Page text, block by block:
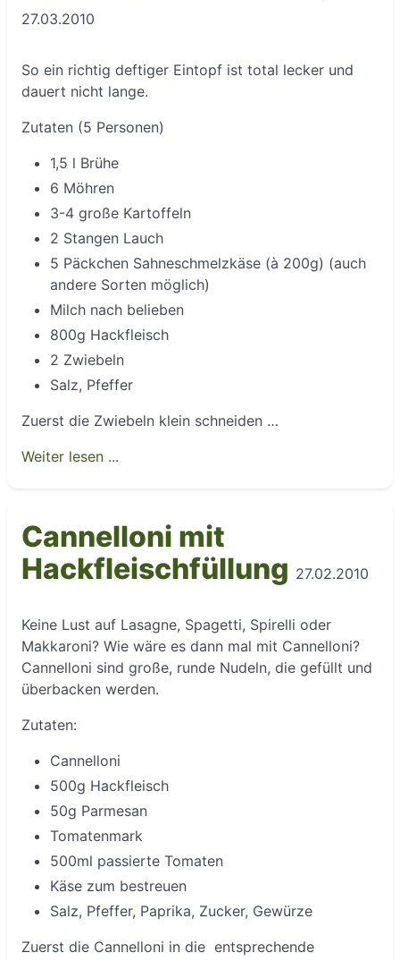
27.03.2010
So ein richtig deftiger Eintopf ist total lecker und
dauert nicht lange.
Zutaten (5 Personen)
1,5 l Brühe
6 Möhren
3-4 große Kartoffeln
2 Stangen Lauch
5 Päckchen Sahneschmelzkäse (à 200g) (auch
andere Sorten möglich)
Milch nach belieben
800g Hackfleisch
2 Zwiebeln
Salz, Pfeffer
Zuerst die Zwiebeln klein schneiden …
Weiter lesen ...
Cannelloni mit
Hackfleischfüllung 27.02.2010
Keine Lust auf Lasagne, Spagetti, Spirelli oder
Makkaroni? Wie wäre es dann mal mit Cannelloni?
Cannelloni sind große, runde Nudeln, die gefüllt und
überbacken werden.
Zutaten:
Cannelloni
500g Hackfleisch
50g Parmesan
Tomatenmark
500ml passierte Tomaten
Käse zum bestreuen
Salz, Pfeffer, Paprika, Zucker, Gewürze
Zuerst die Cannelloni in die entsprechende